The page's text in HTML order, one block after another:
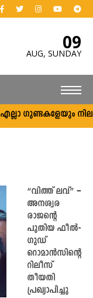
09
AUG, SUNDAY
നിലയ്ക്ക്
“വിത്ത് ലവ്” –
അനശ്വര
രാജന്റെ
പുതിയ ഫീൽ-
ഗുഡ്
റൊമാൻസിന്റെ
റിലീസ്
തീയതി
പ്രഖ്യാപിച്ചു